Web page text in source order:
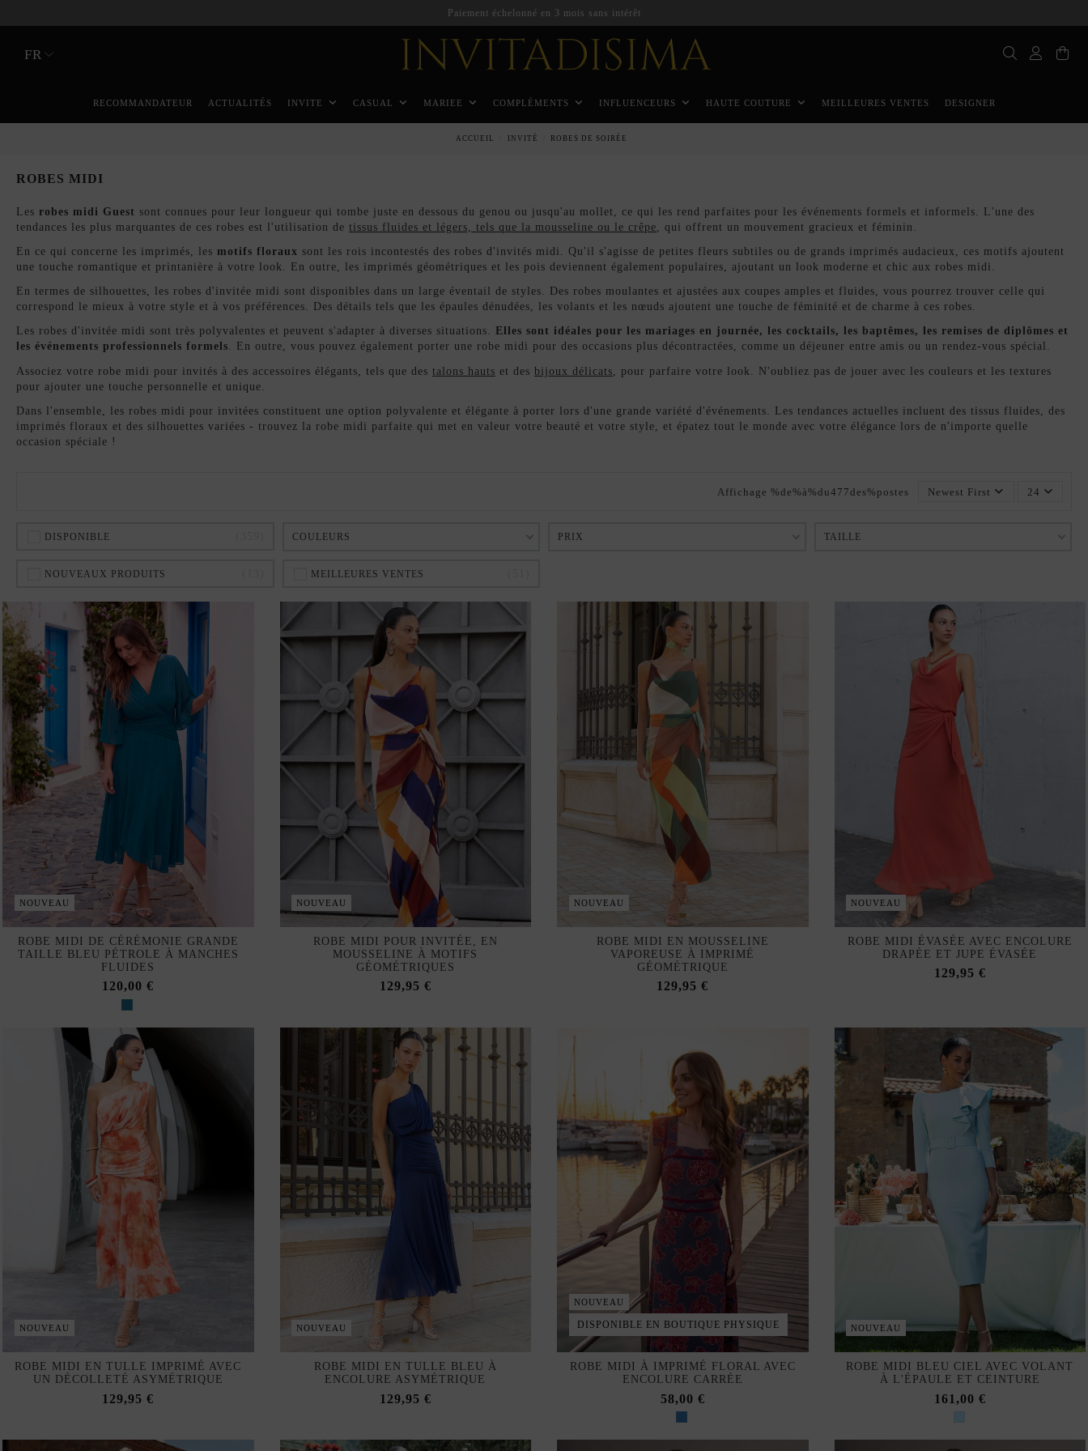
FR
RECOMMANDATEUR ACTUALITÉS INVITE CASUAL MARIEE COMPLÉMENTS INFLUENCEURS HAUTE COUTURE MEILLEURES VENTES DESIGNER
ACCUEIL INVITÉ ROBES DE SOIRÉE
ROBES MIDI
Les robes midi Guest sont connues pour leur longueur qui tombe juste en dessous du genou ou jusqu'au mollet, ce qui les rend parfaites pour les événements formels et informels. L'une des
tendances les plus marquantes de ces robes est l'utilisation de tissus fluides et légers, tels que la mousseline ou le crêpe , qui offrent un mouvement gracieux et féminin.
En ce qui concerne les imprimés, les motifs floraux sont les rois incontestés des robes d'invités midi. Qu'il s'agisse de petites fleurs subtiles ou de grands imprimés audacieux, ces motifs ajoutent
une touche romantique et printanière à votre look. En outre, les imprimés géométriques et les pois deviennent également populaires, ajoutant un look moderne et chic aux robes midi.
En termes de silhouettes, les robes d'invitée midi sont disponibles dans un large éventail de styles. Des robes moulantes et ajustées aux coupes amples et fluides, vous pourrez trouver celle qui
correspond le mieux à votre style et à vos préférences. Des détails tels que les épaules dénudées, les volants et les nœuds ajoutent une touche de féminité et de charme à ces robes.
Les robes d'invitée midi sont très polyvalentes et peuvent s'adapter à diverses situations. Elles sont idéales pour les mariages en journée, les cocktails, les baptêmes, les remises de diplômes et
les événements professionnels formels. En outre, vous pouvez également porter une robe midi pour des occasions plus décontractées, comme un déjeuner entre amis ou un rendez-vous spécial.
Associez votre robe midi pour invités à des accessoires élégants, tels que des talons hauts et des bijoux délicats , pour parfaire votre look. N'oubliez pas de jouer avec les couleurs et les textures
pour ajouter une touche personnelle et unique.
Dans l'ensemble, les robes midi pour invitées constituent une option polyvalente et élégante à porter lors d'une grande variété d'événements. Les tendances actuelles incluent des tissus fluides, des
imprimés floraux et des silhouettes variées - trouvez la robe midi parfaite qui met en valeur votre beauté et votre style, et épatez tout le monde avec votre élégance lors de n'importe quelle
occasion spéciale !
Affichage %de%à%du477des%postes Newest First 24
DISPONIBLE COULEURS PRIX TAILLE
NOUVEAUX PRODUITS MEILLEURES VENTES
NOUVEAU
ROBE MIDI DE CÉRÉMONIE GRANDE
TAILLE BLEU PÉTROLE À MANCHES
FLUIDES
120,00 €
NOUVEAU
ROBE MIDI POUR INVITÉE, EN
MOUSSELINE À MOTIFS
GÉOMÉTRIQUES
129,95 €
NOUVEAU
ROBE MIDI EN MOUSSELINE
VAPOREUSE À IMPRIMÉ
GÉOMÉTRIQUE
129,95 €
NOUVEAU
ROBE MIDI ÉVASÉE AVEC ENCOLURE
DRAPÉE ET JUPE ÉVASÉE
129,95 €
NOUVEAU
ROBE MIDI EN TULLE IMPRIMÉ AVEC
UN DÉCOLLETÉ ASYMÉTRIQUE
129,95 €
NOUVEAU
ROBE MIDI EN TULLE BLEU À
ENCOLURE ASYMÉTRIQUE
129,95 €
NOUVEAU
DISPONIBLE EN BOUTIQUE PHYSIQUE
ROBE MIDI À IMPRIMÉ FLORAL AVEC
ENCOLURE CARRÉE
58,00 €
NOUVEAU
ROBE MIDI BLEU CIEL AVEC VOLANT
À L'ÉPAULE ET CEINTURE
161,00 €